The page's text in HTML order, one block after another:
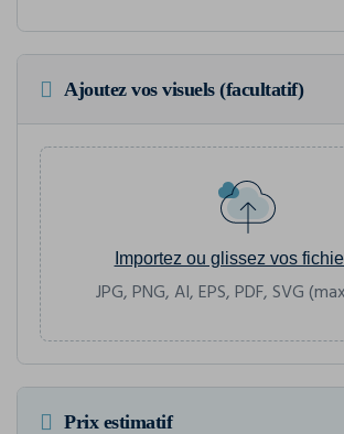
Ajoutez vos visuels (facultatif)
Importez ou glissez vos
JPG, PNG, AI, EPS, PDF, SVG
Prix estimatif